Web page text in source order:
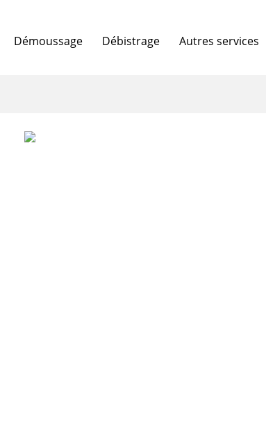
Démoussage Débistrage Autres services